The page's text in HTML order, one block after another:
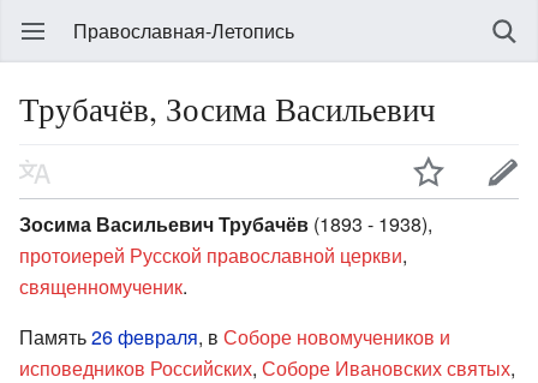
Православная-Летопись
Трубачёв, Зосима Васильевич
Зосима Васильевич Трубачёв (1893 - 1938),
протоиерей Русской православной церкви,
священномученик.
Память26 февраля, в Соборе новомучеников и
исповедников Российских, Соборе Ивановских святых,